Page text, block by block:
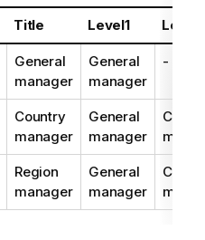
Title Level1
General
manager
General
manager
-
Country
manager
General
manager
Region
manager
General
manager